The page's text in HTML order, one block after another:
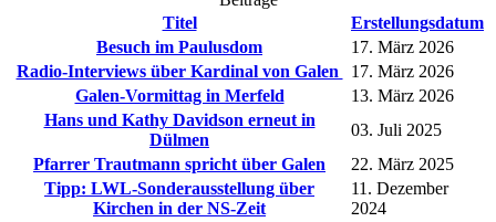
Titel
Erstellungsdatum
Besuch im Paulusdom
17. März 2026
Radio-Interviews über Kardinal von Galen
17. März 2026
Galen-Vormittag in Merfeld
13. März 2026
Hans und Kathy Davidson erneut in
Dülmen
03. Juli 2025
Pfarrer Trautmann spricht über Galen
22. März 2025
Tipp: LWL-Sonderausstellung über
Kirchen in der NS-Zeit
11. Dezember
2024